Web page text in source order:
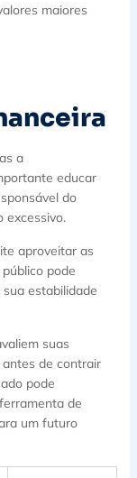
maiores
a
educar
do
excessivo.
aproveitar as
pode
estabilidade
suas
de contrair
pode
de
um futuro